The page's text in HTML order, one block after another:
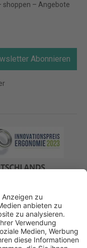
shoppen – Angebote
Abonnieren